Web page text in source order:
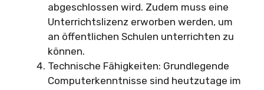
abgeschlossen wird. Zudem muss eine
Unterrichtslizenz erworben werden, um
an öffentlichen Schulen unterrichten zu
können.
Technische Fähigkeiten: Grundlegende
Computerkenntnisse sind heutzutage im